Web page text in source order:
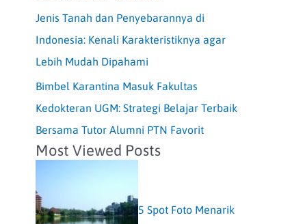
Jenis Tanah dan Penyebarannya di
Indonesia: Kenali Karakteristiknya agar
Lebih Mudah Dipahami
Bimbel Karantina Masuk Fakultas
Kedokteran UGM: Strategi Belajar Terbaik
Bersama Tutor Alumni PTN Favorit
Most Viewed Posts
5 Spot Foto Menarik